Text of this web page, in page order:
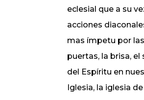
eclesial que a su
acciones
mas ímpetu por
puertas, la brisa, el
del Espíritu en
Iglesia, la iglesia